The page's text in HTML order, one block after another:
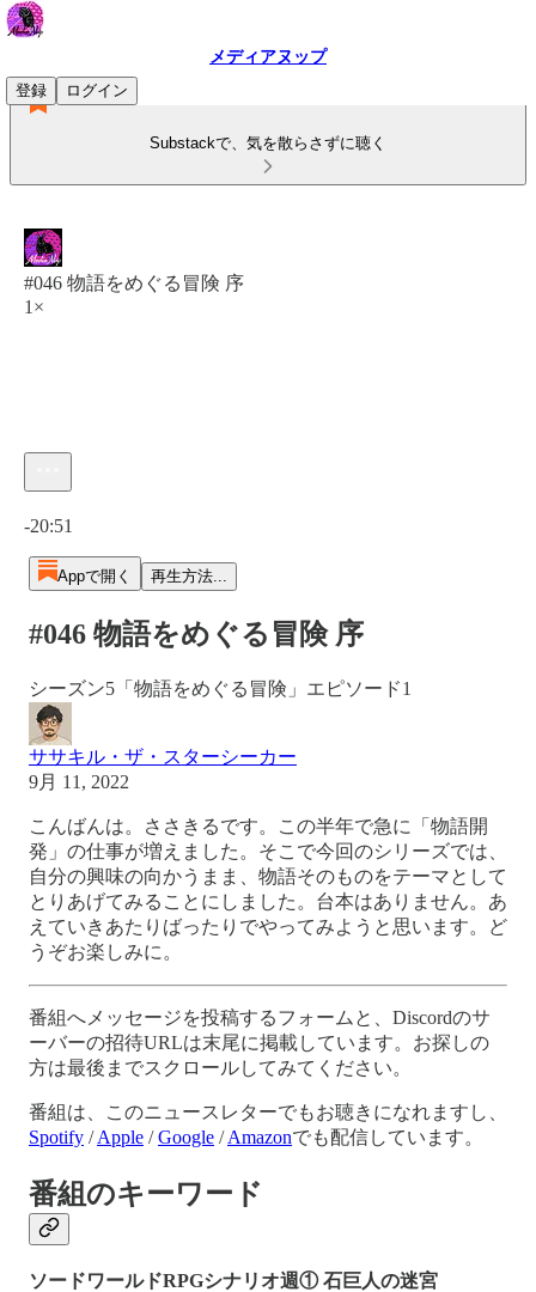
メディアヌップ
登録
ログイン
Substackで、気を散らさずに聴く
#046 物語をめぐる冒険 序
1×
-20:51
Appで開く 再生方法...
#046 物語をめぐる冒険 序
シーズン5「物語をめぐる冒険」エピソード1
ササキル・ザ・スターシーカー
9月 11, 2022
こんばんは。ささきるです。この半年で急に「物語開
発」の仕事が増えました。そこで今回のシリーズでは、
自分の興味の向かうまま、物語そのものをテーマとして
とりあげてみることにしました。台本はありません。あ
えていきあたりばったりでやってみようと思います。ど
うぞお楽しみに。
番組へメッセージを投稿するフォームと、Discordのサ
ーバーの招待URLは末尾に掲載しています。お探しの
方は最後までスクロールしてみてください。
番組は、このニュースレターでもお聴きになれますし、
Spotify /Apple /Google /Amazonでも配信しています。
番組のキーワード
ソードワールドRPGシナリオ週① 石巨人の迷宮